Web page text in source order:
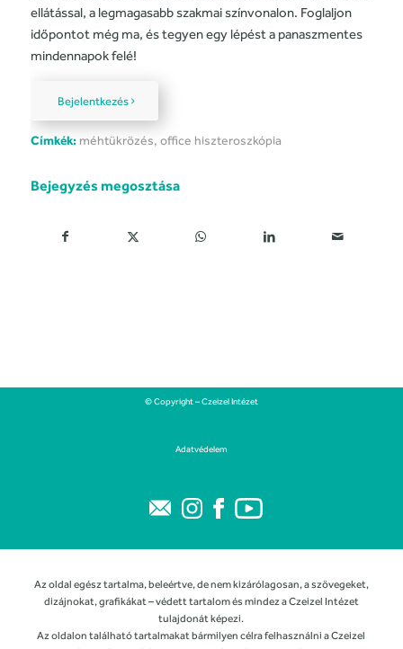
ellátással, a legmagasabb szakmai színvonalon. Foglaljon
időpontot még ma, és tegyen egy lépést a panaszmentes
mindennapok felé!
Bejelentkezés
Címkék: méhtükrözés, office hiszteroszkópia
Bejegyzés megosztása
© Copyright – Czeizel Intézet
Adatvédelem
Az oldal egész tartalma, beleértve, de nem kizárólagosan, a szövegeket,
dizájnokat, grafikákat – védett tartalom és mindez a Czeizel Intézet
tulajdonát képezi.
Az oldalon található tartalmakat bármilyen célra felhasználni a Czeizel